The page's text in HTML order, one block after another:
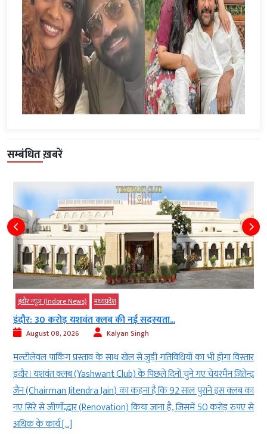
सम्बंधित ख़बरें
इंदौर न्यूज़ (Indore News) मध्‍यप्रदेश
इंदौर: 30 करोड़ यशवंत क्लब की नई सदस्यता...
August 08, 2026 Kalyan Singh
मल्टीलेवल पार्किंग प्रस्ताव के साथ खेल से जुड़ी गतिविधियों का भी होगा विस्तार
इंदौर। यशवंत क्लब (Yashwant Club) के पिछले दिनों चुने गए चेयरमैन जितेन्द्र
जैन (Chairman Jitendra Jain) का कहना है कि 92 साल पुराने इस क्लब का
नए सिरे से जीर्णोद्धार (Renovation) किया जाना है, जिसमें 50 करोड़ रुपए से
अधिक के कार्य […]